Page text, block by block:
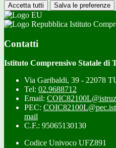
Accetta tutti Salva le preferenze
Istituto
Contatti
Istituto Comprensivo Statale di
Via Garibaldi, 39 - 22078
Tel: 02.9688712
Email:
PEC:
mail
C.F.: 95065130130
Codice Univoco UFZ891